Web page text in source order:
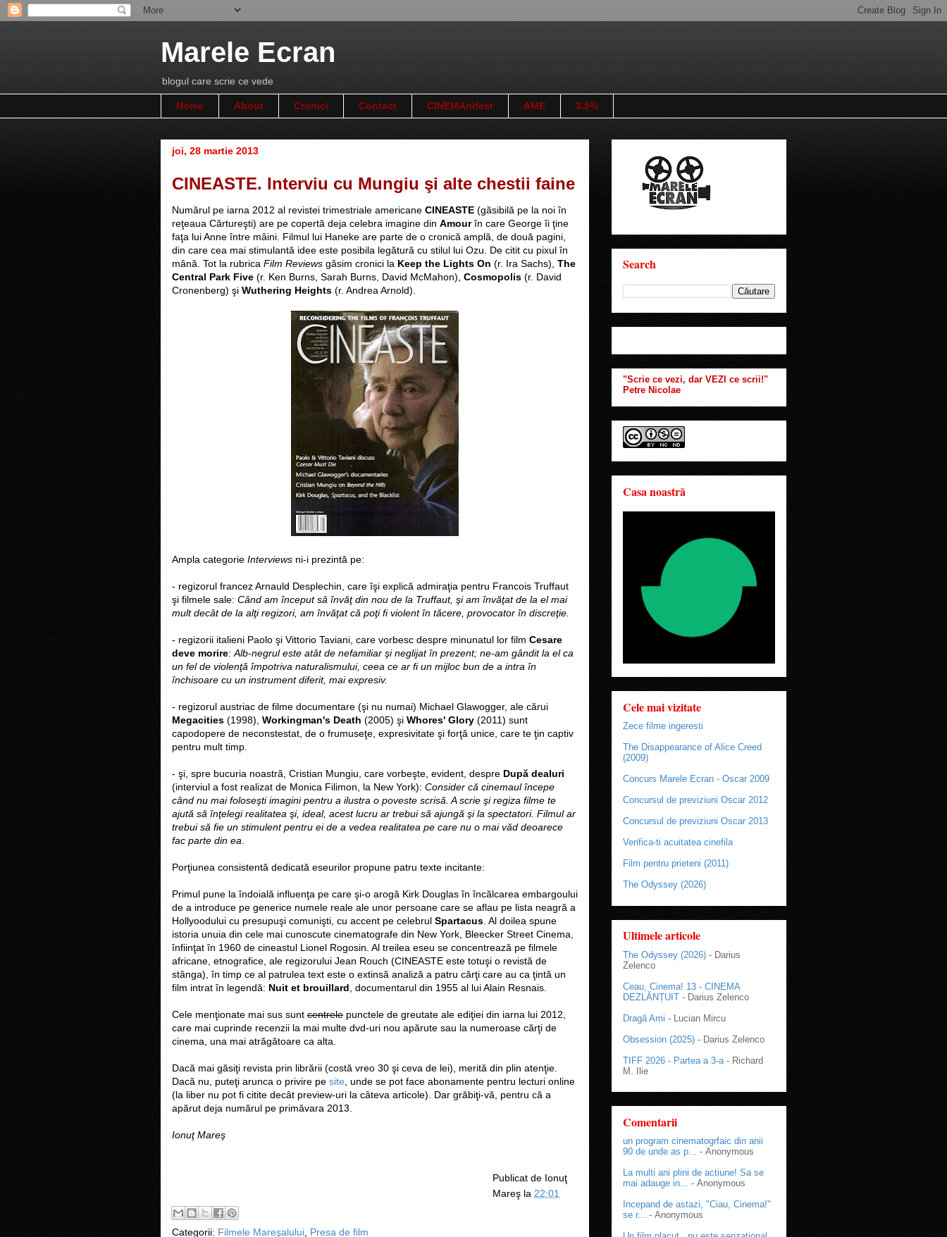
Marele Ecran
blogul care scrie ce vede
Home About Cronici Contact CINEMAnifest AME 3,5%
joi, 28 martie 2013
CINEASTE. Interviu cu Mungiu şi alte chestii faine
Numărul pe iarna 2012 al revistei trimestriale americane CINEASTE (găsibilă pe la noi în
reţeaua Cărtureşti) are pe copertă deja celebra imagine din Amourîn care George îi ţine
faţa lui Anne între mâini. Filmul lui Haneke are parte de o cronică amplă, de două pagini,
din care cea mai stimulantă idee este posibila legătură cu stilul lui Ozu. De citit cu pixul în
mână. Tot la rubrica Film Reviews găsim cronici la Keep the Lights On (r. Ira Sachs), The
Central Park Five (r. Ken Burns, Sarah Burns, David McMahon), Cosmopolis (r. David
Cronenberg) şi Wuthering Heights (r. Andrea Arnold).
Ampla categorie Interviews ni-i prezintă pe:
- regizorul francez Arnauld Desplechin, care îşi explică admiraţia pentru Francois Truffaut
şi filmele sale: Când am început să învăţ din nou de la Truffaut, şi am învăţat de la el mai
mult decât de la alţi regizori, am învăţat că poţi fi violent în tăcere, provocator în discreţie.
- regizorii italieni Paolo şi Vittorio Taviani, care vorbesc despre minunatul lor film Cesare
deve morire: Alb-negrul este atât de nefamiliar şi neglijat în prezent; ne-am gândit la el ca
un fel de violenţă împotriva naturalismului, ceea ce ar fi un mijloc bun de a intra în
închisoare cu un instrument diferit, mai expresiv.
- regizorul austriac de filme documentare (şi nu numai) Michael Glawogger, ale cărui
Megacities (1998), Workingman's Death (2005) şi Whores' Glory (2011) sunt
capodopere de neconstestat, de o frumuseţe, expresivitate şi forţă unice, care te ţin captiv
pentru mult timp.
- şi, spre bucuria noastră, Cristian Mungiu, care vorbeşte, evident, despre După dealuri
(interviul a fost realizat de Monica Filimon, la New York): Consider că cinemaul începe
când nu mai foloseşti imagini pentru a ilustra o poveste scrisă. A scrie şi regiza filme te
ajută să înţelegi realitatea şi, ideal, acest lucru ar trebui să ajungă şi la spectatori. Filmul ar
trebui să fie un stimulent pentru ei de a vedea realitatea pe care nu o mai văd deoarece
fac parte din ea
Porţiunea consistentă dedicată eseurilor propune patru texte incitante:
Primul pune la îndoială influenţa pe care şi-o arogă Kirk Douglas în încălcarea embargoului
de a introduce pe generice numele reale ale unor persoane care se aflau pe lista neagră a
Hollyoodului cu presupuşi comunişti, cu accent pe celebrul Spartacus . Al doilea spune
istoria unuia din cele mai cunoscute cinematografe din New York, Bleecker Street Cinema,
înfiinţat în 1960 de cineastul Lionel Rogosin. Al treilea eseu se concentrează pe filmele
africane, etnografice, ale regizorului Jean Rouch (CINEASTE este totuşi o revistă de
stânga), în timp ce al patrulea text este o extinsă analiză a patru cărţi care au ca ţintă un
film intrat în legendă: Nuit et brouillard , documentarul din 1955 al lui Alain Resnais.
Cele menţionate mai sus sunt centrele punctele de greutate ale ediţiei din iarna lui 2012,
care mai cuprinde recenzii la mai multe dvd-uri nou apărute sau la numeroase cărţi de
cinema, una mai atrăgătoare ca alta.
Dacă mai găsiţi revista prin librării (costă vreo 30 şi ceva de lei), merită din plin atenţie.
Dacă nu, puteţi arunca o privire pe site , unde se pot face abonamente pentru lecturi online
(la liber nu pot fi citite decât preview-uri la câteva articole). Dar grăbiţi-vă, pentru că a
apărut deja numărul pe primăvara 2013.
Ionuţ Mareş
Publicat de Ionuţ
Mareş la 22:01
Categorii: Filmele Mareşalului Presa de film
Search
"Scrie ce vezi, dar VEZI ce scrii!"
Petre Nicolae
Casa noastră
Cele mai vizitate
Zece filme ingeresti
The Disappearance of Alice Creed
(2009)
Concurs Marele Ecran - Oscar 2009
Concursul de previziuni Oscar 2012
Concursul de previziuni Oscar 2013
Verifica-ti acuitatea cinefila
Film pentru prieteni (2011)
The Odyssey (2026)
Ultimele articole
The Odyssey (2026) - Darius
Zelenco
Ceau, Cinema! 13 - CINEMA
DEZLĂNȚUIT - Darius Zelenco
Dragă Ami - Lucian Mircu
Obsession (2025) - Darius Zelenco
TIFF 2026 - Partea a 3-a - Richard
M. Ilie
Comentarii
un program cinematogrfaic din anii
90 de unde as p... - Anonymous
La multi ani plini de actiune! Sa se
mai adauge in... - Anonymous
Incepand de astazi, "Ciau, Cinema!"
se r... - Anonymous